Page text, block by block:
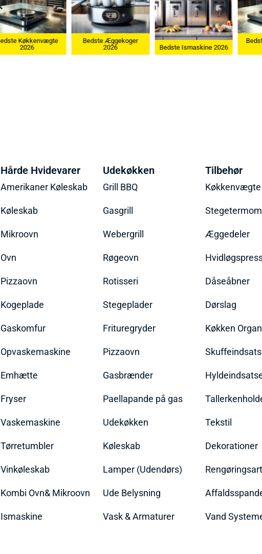
Bedste Æggekoger
2026
Bedste Ismaskine 2026
Bedste Køkkenvægte
2026
Hårde Hvidevarer
Amerikaner Køleskab
Køleskab
Mikroovn
Ovn
Pizzaovn
Kogeplade
Gaskomfur
Opvaskemaskine
Emhætte
Fryser
Vaskemaskine
Tørretumbler
Vinkøleskab
Kombi Ovn& Mikroovn
Ismaskine
Udekøkken
Grill BBQ
Gasgrill
Webergrill
Røgeovn
Rotisseri
Stegeplader
Frituregryder
Pizzaovn
Gasbrænder
Paellapande på gas
Udekøkken
Køleskab
Lamper (Udendørs)
Ude Belysning
Vask & Armaturer
Tilbehør
Køkkenvægte
Æggedeler
Dåseåbner
Dørslag
Køkken
Tekstil
Dekorationer
Vand